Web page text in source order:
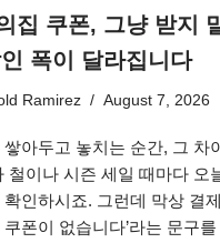
집 쿠폰, 그냥 받지
폭이 달라집니다
Ramirez August 7, 2026
쌓아두고 놓치는 순간, 그 차
철이나 시즌 세일 때마다 오
확인하시죠. 그런데 막상 결
쿠폰이 없습니다’라는 문구